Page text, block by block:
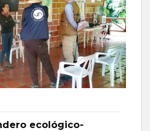
ecológico-